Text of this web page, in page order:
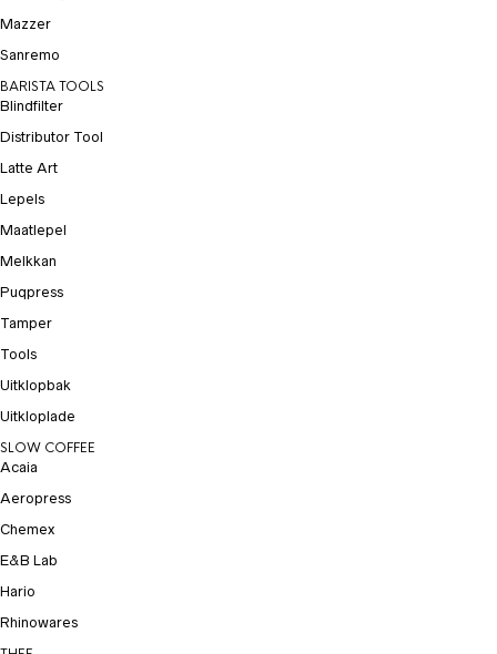
Mazzer
Sanremo
BARISTA TOOLS
Blindfilter
Distributor Tool
Latte Art
Lepels
Maatlepel
Melkkan
Puqpress
Tamper
Tools
Uitklopbak
Uitkloplade
SLOW COFFEE
Acaia
Aeropress
Chemex
E&B Lab
Hario
Rhinowares